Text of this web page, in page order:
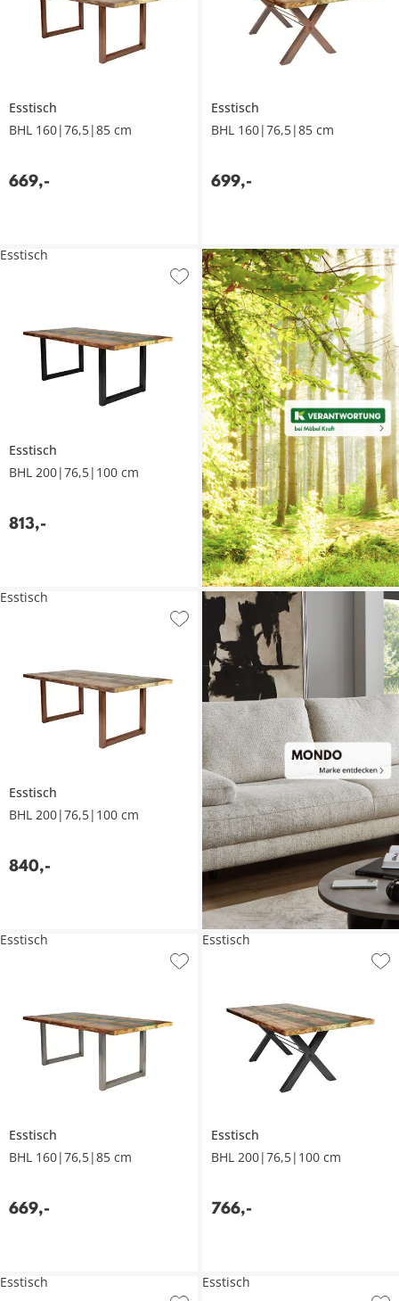
Esstisch
BHL 160|76,5|85 cm
669,-
Esstisch
BHL 160|76,5|85 cm
699,-
Esstisch
BHL 200|76,5|100 cm
813,-
Esstisch
Esstisch
BHL 200|76,5|100 cm
840,-
Esstisch
Esstisch
BHL 160|76,5|85 cm
669,-
Esstisch
Esstisch
BHL 200|76,5|100 cm
766,-
Esstisch
Esstisch Esstisch